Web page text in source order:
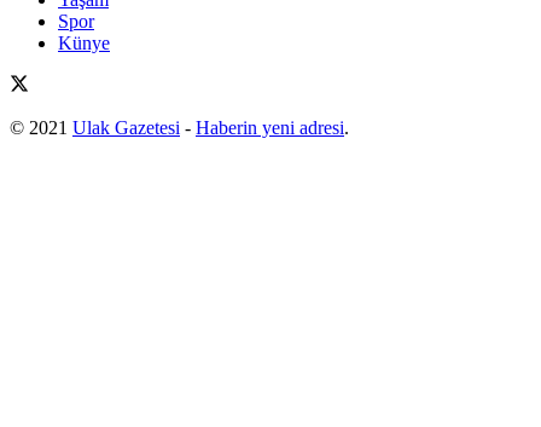
Spor
Künye
© 2021 Ulak Gazetesi - Haberin yeni adresi.